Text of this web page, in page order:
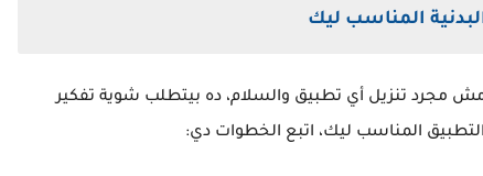
المناسب ليك
مش مجرد تنزيل أي تطبيق والسلام، ده بيتطلب شوية تفكير
المناسب ليك، اتبع الخطوات دي: